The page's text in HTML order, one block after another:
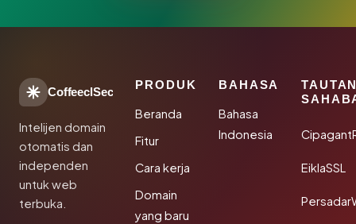
CoffeeclSec
Intelijen domain
otomatis dan
independen
untuk web
terbuka.
PRODUK
Beranda
Fitur
Cara kerja
Domain
yang baru
BAHASA
Bahasa
Indonesia
EiklaSSL